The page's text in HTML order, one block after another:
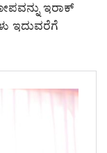
ಇರಾಕ್
ಇದುವರೆಗೆ